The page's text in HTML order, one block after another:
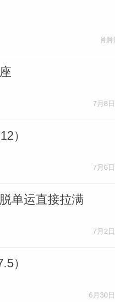
刚刚
7月8日
）
7月6日
单运直接拉满
7月2日
）
6月30日